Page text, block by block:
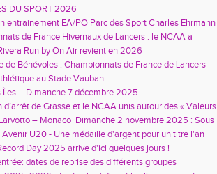
DU SPORT 2026
entrainement EA/PO Parc des Sport Charles Ehrmann
de France Hivernaux de Lancers : le NCAA a
vous Run by On Air revient en 2026
de Bénévoles : Championnats de France de Lancers
à Nice
au Stade Vauban
Îles – Dimanche 7 décembre 2025
d’arrêt de Grasse et le NCAA unis autour des « Valeurs
» – Monaco Dimanche 2 novembre 2025 : Sous
athlètes ont brillé !
Avenir U20 - Une médaille d'argent pour un titre l'an
Day 2025 arrive d'ici quelques jours !
dates de reprise des différents groupes